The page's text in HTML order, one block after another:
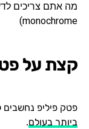
(monochrome
קצת על
פטק פיליפ נחשבים
ביותר בעולם.